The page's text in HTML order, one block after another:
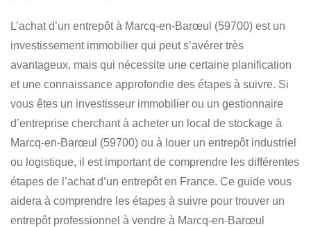
L’achat d’un entrepôt à Marcq-en-Barœul (59700) est un
investissement immobilier qui peut s’avérer très
avantageux, mais qui nécessite une certaine planification
et une connaissance approfondie des étapes à suivre. Si
vous êtes un investisseur immobilier ou un gestionnaire
d’entreprise cherchant à acheter un local de stockage à
Marcq-en-Barœul (59700) ou à louer un entrepôt industriel
ou logistique, il est important de comprendre les différentes
étapes de l’achat d’un entrepôt en France. Ce guide vous
aidera à comprendre les étapes à suivre pour trouver un
entrepôt professionnel à vendre à Marcq-en-Barœul